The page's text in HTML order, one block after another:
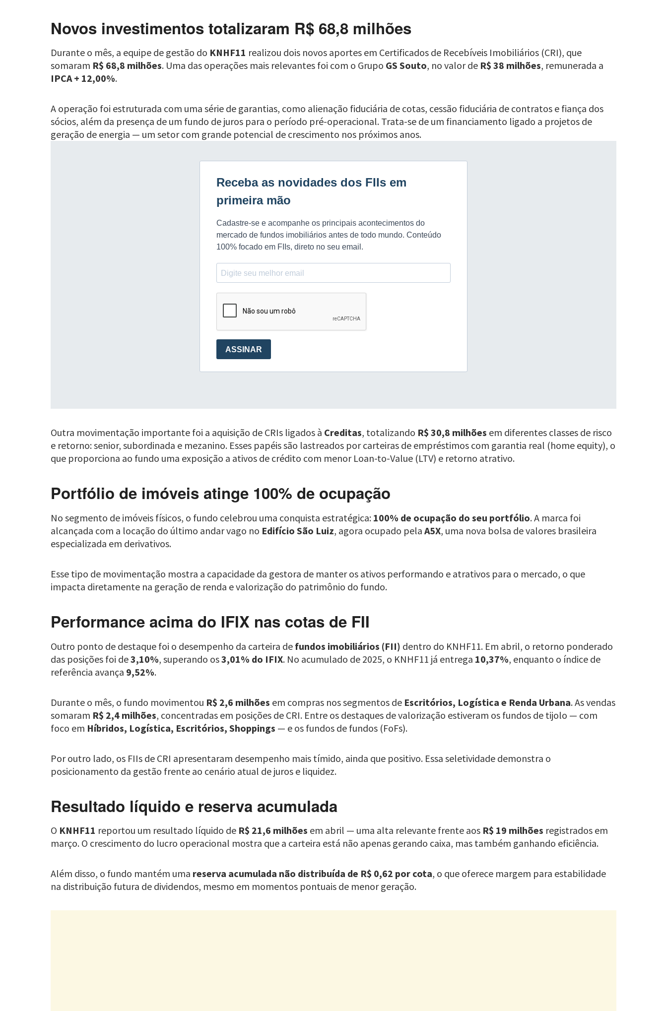
Novos investimentos totalizaram R$ 68,8 milhões
Durante o mês, a equipe de gestão do KNHF11 realizou dois novos aportes em Certificados de Recebíveis Imobiliários (CRI), que
somaram R$ 68,8 milhões. Uma das operações mais relevantes foi com o Grupo GS Souto, no valor de R$ 38 milhões, remunerada a
IPCA + 12,00%.
A operação foi estruturada com uma série de garantias, como alienação fiduciária de cotas, cessão fiduciária de contratos e fiança dos
sócios, além da presença de um fundo de juros para o período pré-operacional. Trata-se de um financiamento ligado a projetos de
geração de energia — um setor com grande potencial de crescimento nos próximos anos.
Outra movimentação importante foi a aquisição de CRIs ligados à Creditas, totalizando R$ 30,8 milhões em diferentes classes de risco
e retorno: senior, subordinada e mezanino. Esses papéis são lastreados por carteiras de empréstimos com garantia real (home equity), o
que proporciona ao fundo uma exposição a ativos de crédito com menor Loan-to-Value (LTV) e retorno atrativo.
Portfólio de imóveis atinge 100% de ocupação
No segmento de imóveis físicos, o fundo celebrou uma conquista estratégica: 100% de ocupação do seu portfólio. A marca foi
alcançada com a locação do último andar vago no Edifício São Luiz, agora ocupado pela A5X, uma nova bolsa de valores brasileira
especializada em derivativos.
Esse tipo de movimentação mostra a capacidade da gestora de manter os ativos performando e atrativos para o mercado, o que
impacta diretamente na geração de renda e valorização do patrimônio do fundo.
Performance acima do IFIX nas cotas de FII
Outro ponto de destaque foi o desempenho da carteira de fundos imobiliários (FII) dentro do KNHF11. Em abril, o retorno ponderado
das posições foi de3,10%, superando os3,01% do IFIX. No acumulado de 2025, o KNHF11 já entrega 10,37%, enquanto o índice de
referência avança 9,52%.
Durante o mês, o fundo movimentou R$ 2,6 milhões em compras nos segmentos de Escritórios, Logística e Renda Urbana. As vendas
somaram R$ 2,4 milhões, concentradas em posições de CRI. Entre os destaques de valorização estiveram os fundos de tijolo — com
foco em Híbridos, Logística, Escritórios, Shoppings — e os fundos de fundos (FoFs).
Por outro lado, os FIIs de CRI apresentaram desempenho mais tímido, ainda que positivo. Essa seletividade demonstra o
posicionamento da gestão frente ao cenário atual de juros e liquidez.
Resultado líquido e reserva acumulada
O KNHF11 reportou um resultado líquido de R$ 21,6 milhões em abril — uma alta relevante frente aos R$ 19 milhões registrados em
março. O crescimento do lucro operacional mostra que a carteira está não apenas gerando caixa, mas também ganhando eficiência.
Além disso, o fundo mantém uma reserva acumulada não distribuída de R$ 0,62 por cota, o que oferece margem para estabilidade
na distribuição futura de dividendos, mesmo em momentos pontuais de menor geração.